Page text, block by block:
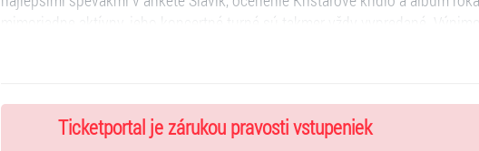
mimoriadne aktívny, jeho koncertné turné sú takmer vždy vypredané.
nezabudnuteľný hlas, viac ako milión predaných nosičov a desiatky
EXTERIÉR - zámocké nádvorie
Ticketportal je zárukou pravosti vstupeniek